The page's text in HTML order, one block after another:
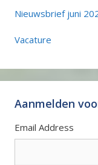
Nieuwsbrief juni
Vacature
Aanmelden
Email Address